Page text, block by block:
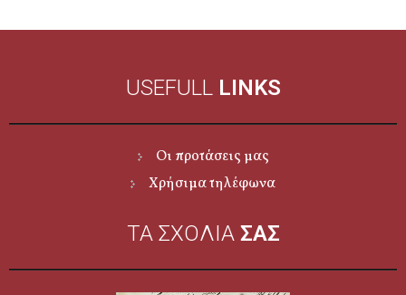
USEFULL LINKS
Οι προτάσεις μας
Χρήσιμα τηλέφωνα
ΤΑ ΣΧΟΛΙΑ ΣΑΣ